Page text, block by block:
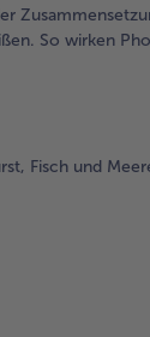
So wirken
Fisch und